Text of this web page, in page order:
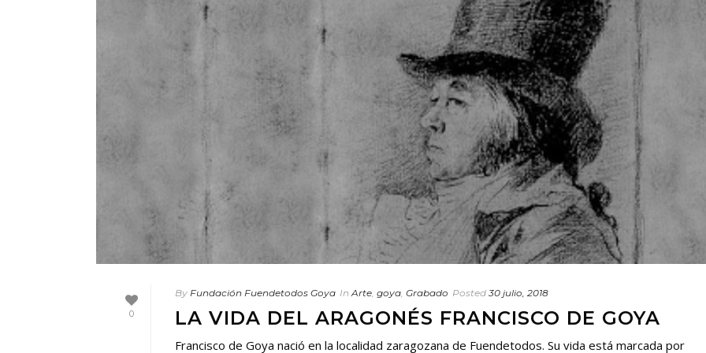
0
By Fundación Fuendetodos Goya In Arte, goya, Grabado Posted 30 julio, 2018
LA VIDA DEL ARAGONÉS FRANCISCO DE GOYA
Francisco de Goya nació en la localidad zaragozana de Fuendetodos. Su vida está marcada por